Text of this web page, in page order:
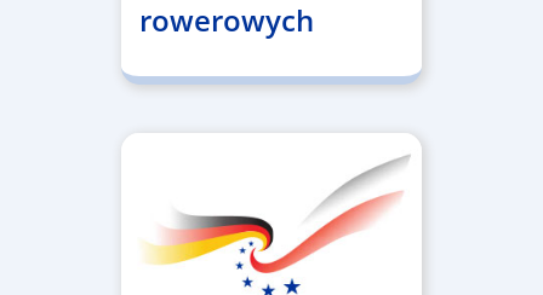
rowerowych